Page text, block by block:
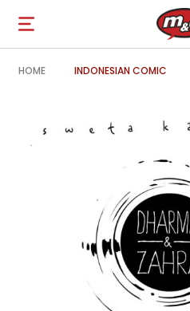
Open
navigation
HOME INDONESIAN COMIC